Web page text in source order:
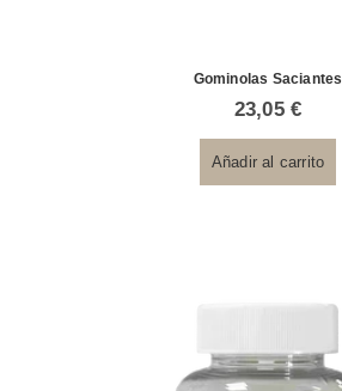
Gominolas Saciantes
23,05 €
Añadir al carrito